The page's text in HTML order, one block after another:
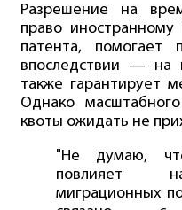
Разрешение на
право
патента,
впоследствии — на
также гарантирует
Однако
квоты ожидать не
"Не думаю,
повлияет
миграционных